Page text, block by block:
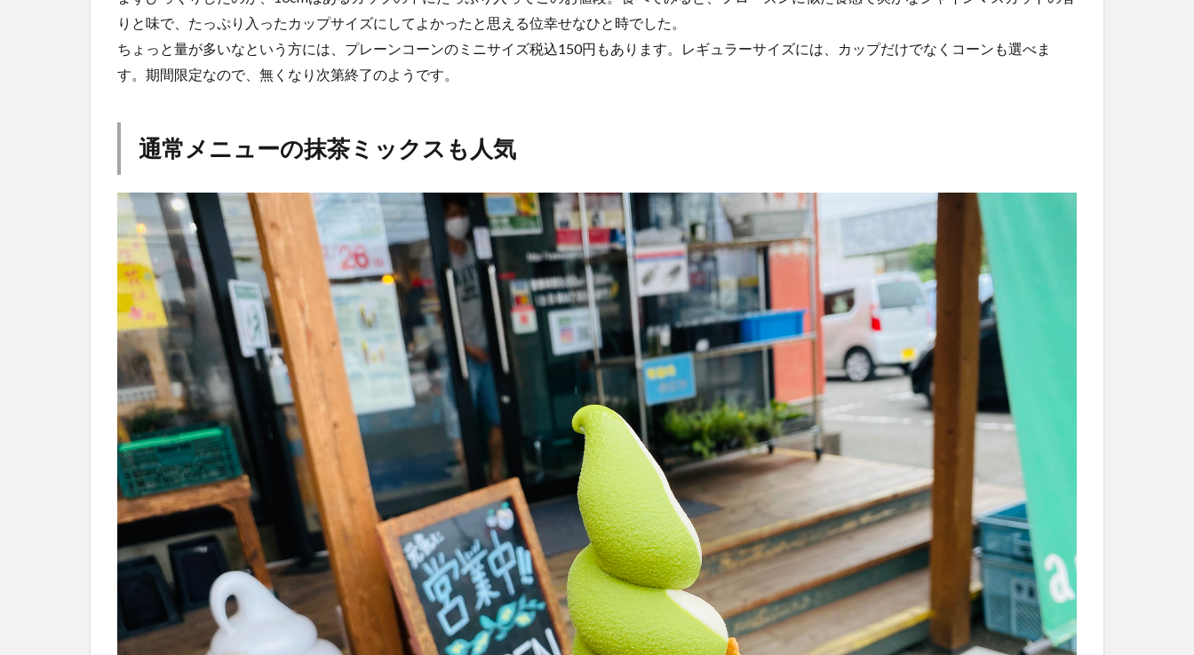
ちょっと量が多いなという方には、プレーンコーンのミニサイズ税込150円もあります。レギュラーサイズには、カップだけでなくコーンも選べま
す。期間限定なので、無くなり次第終了のようです。